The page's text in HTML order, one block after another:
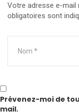
Votre adresse e-mail
obligatoires sont
Prévenez-moi de
mail.